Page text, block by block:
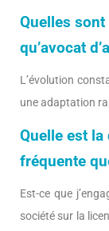
Quelles
qu’avocat
L’évolution
une adaptation
Quelle est
fréquente
Est-ce que
société sur la